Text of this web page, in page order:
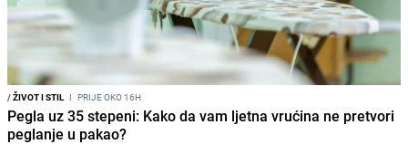
/ŽIVOT I STIL I PRIJE OKO 16H
Pegla uz 35 stepeni: Kako da vam ljetna vrućina ne pretvori
peglanje u pakao?